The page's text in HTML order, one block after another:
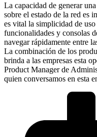
La capacidad de generar
sobre el estado de la red es
es vital la simplicidad de
funcionalidades y consolas
navegar rápidamente entre
La combinación de los
brinda a las empresas esta
Product Manager de
quien conversamos en esta